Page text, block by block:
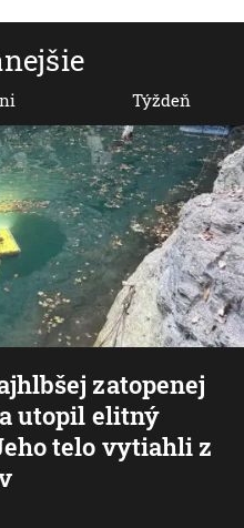
zatopenej
utopil elitný
telo vytiahli z
Týždeň